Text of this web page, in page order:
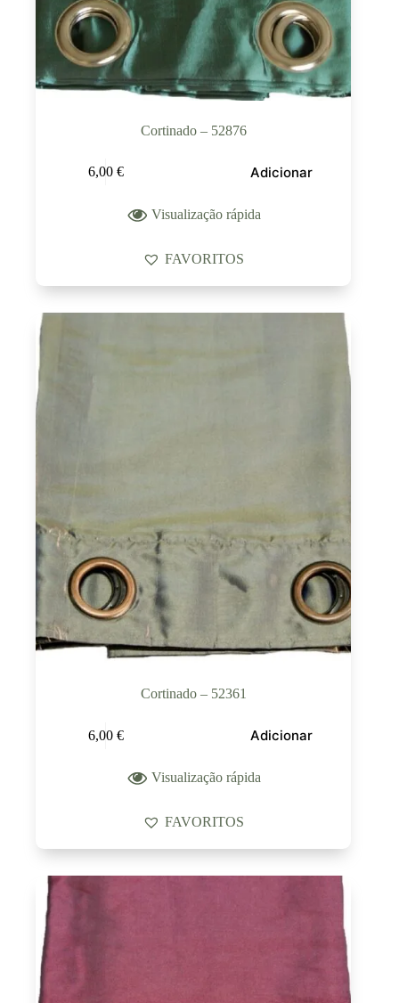
Cortinado – 52876
6,00 € Adicionar
Visualização rápida
FAVORITOS
Cortinado – 52361
6,00 € Adicionar
Visualização rápida
FAVORITOS